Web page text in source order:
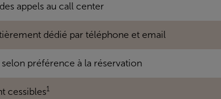
appels au call center
dédié par téléphone et email
préférence à la réservation
cessibles1